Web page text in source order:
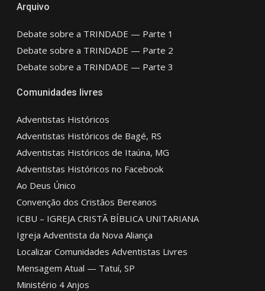
Arquivo
Debate sobre a TRINDADE — Parte 1
Debate sobre a TRINDADE — Parte 2
Debate sobre a TRINDADE — Parte 3
Comunidades livres
Adventistas Históricos
Adventistas Históricos de Bagé, RS
Adventistas Históricos de Itaúna, MG
Adventistas Históricos no Facebook
Ao Deus Único
Convenção dos Cristãos Bereanos
ICBU – IGREJA CRISTÃ BÍBLICA UNITARIANA
Igreja Adventista da Nova Aliança
Localizar Comunidades Adventistas Livres
Mensagem Atual — Tatuí, SP
Ministério 4 Anjos